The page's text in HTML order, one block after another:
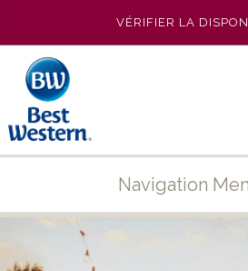
VÉRIFIER LA
Navigation